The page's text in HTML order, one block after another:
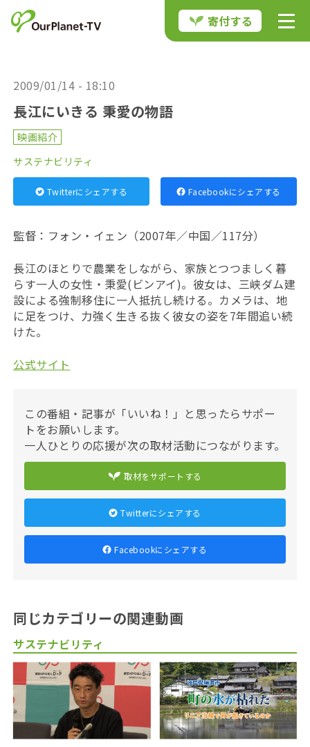
寄付する
2009/01/14 - 18:10
長江にいきる 秉愛の物語
映画紹介
サステナビリティ
Twitterにシェアする Facebookにシェアする
監督：フォン・イェン（2007年／中国／117分）
長江のほとりで農業をしながら、家族とつつましく暮
らす一人の女性・秉愛(ビンアイ)。彼女は、三峡ダム建
設による強制移住に一人抵抗し続ける。カメラは、地
に足をつけ、力強く生きる抜く彼女の姿を7年間追い続
けた。
公式サイト
この番組・記事が「いいね！」と思ったらサポー
トをお願いします。
一人ひとりの応援が次の取材活動につながります。
取材をサポートする
Twitterにシェアする
Facebookにシェアする
同じカテゴリーの関連動画
サステナビリティ